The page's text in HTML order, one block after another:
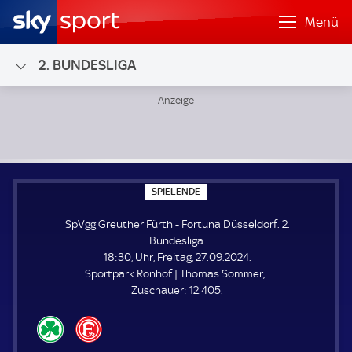
Menü
2. BUNDESLIGA
SPIELENDE
P
E
E
N
E
SpVgg Greuther Fürth - Fortuna Düsseldorf. 2.
Bundesliga.
18:30, Uhr, Freitag, 27.09.2024.
Sportpark Ronhof | Thomas Sommer
Zuschauer: Z
12.405.